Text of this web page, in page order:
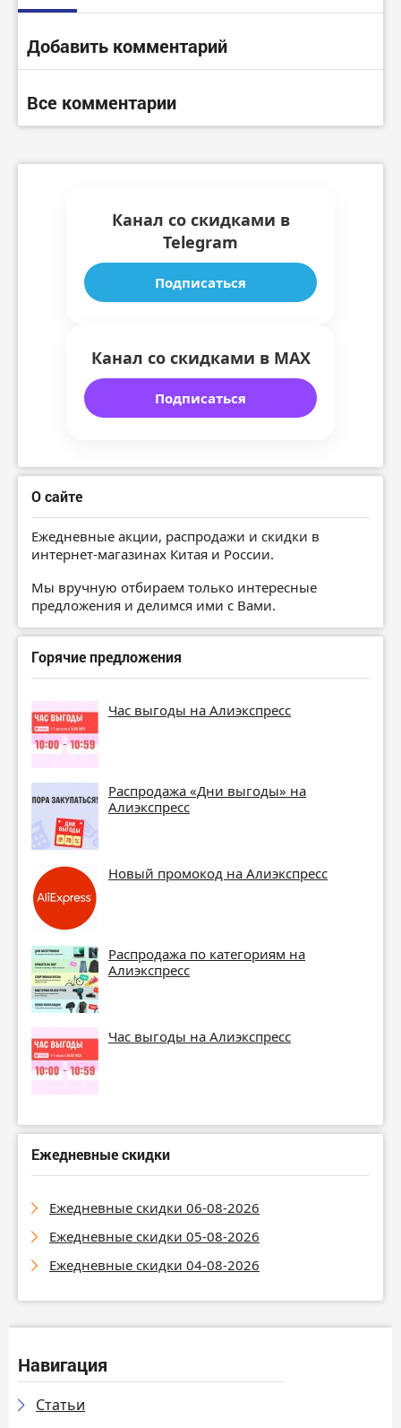
Добавить комментарий
Все комментарии
Канал со скидками в
Telegram
Подписаться
Канал со скидками в MAX
Подписаться
О сайте
Ежедневные акции, распродажи и скидки в
интернет-магазинах Китая и России.
Мы вручную отбираем только интересные
предложения и делимся ими с Вами.
Горячие предложения
Час выгоды на Алиэкспресс
Распродажа «Дни выгоды» на
Алиэкспресс
Новый промокод на Алиэкспресс
Распродажа по категориям на
Алиэкспресс
Час выгоды на Алиэкспресс
Ежедневные скидки
Ежедневные скидки 06-08-2026
Ежедневные скидки 05-08-2026
Ежедневные скидки 04-08-2026
Навигация
Статьи